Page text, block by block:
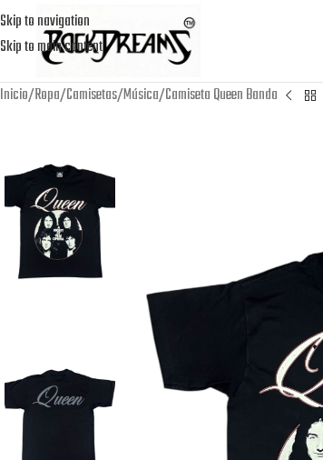
Skip to navigation
Skip to main content
Inicio Ropa Camisetas Música Camiseta Queen Banda